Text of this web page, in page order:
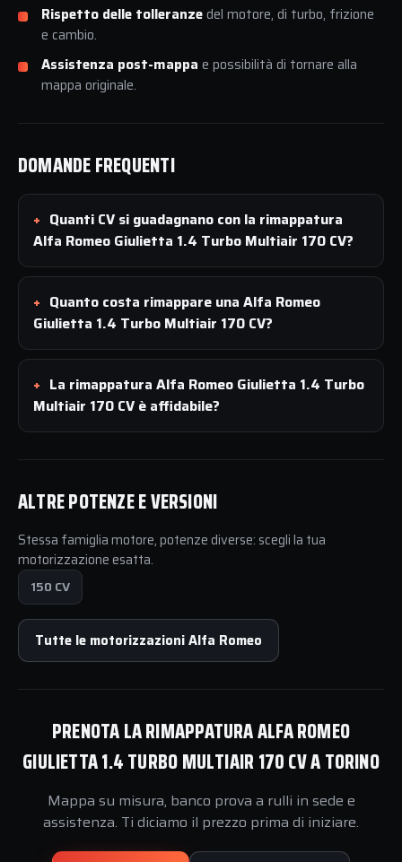
Rispetto delle tolleranzedel motore, di turbo, frizione
e cambio.
Assistenza post-mappa e possibilità di tornare alla
mappa originale.
DOMANDE FREQUENTI
Quanti CV si guadagnano con la rimappatura
Alfa Romeo Giulietta 1.4 Turbo Multiair 170 CV?
Quanto costa rimappare una Alfa Romeo
Giulietta 1.4 Turbo Multiair 170 CV?
La rimappatura Alfa Romeo Giulietta 1.4 Turbo
Multiair 170 CV è affidabile?
ALTRE POTENZE E VERSIONI
Stessa famiglia motore, potenze diverse: scegli la tua
motorizzazione esatta.
150 CV
Tutte le motorizzazioni Alfa Romeo
PRENOTA LA RIMAPPATURA ALFA ROMEO
GIULIETTA 1.4 TURBO MULTIAIR 170 CV A TORINO
Mappa su misura, banco prova a rulli in sede e
assistenza. Ti diciamo il prezzo prima di iniziare.